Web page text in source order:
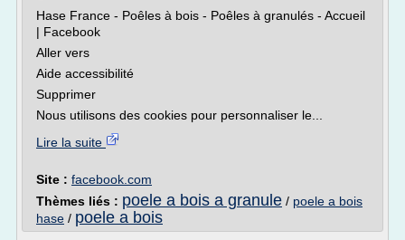
Hase France - Poêles à bois - Poêles à granulés - Accueil
| Facebook
Aller vers
Aide accessibilité
Supprimer
Nous utilisons des cookies pour personnaliser le...
Lire la suite
Site : facebook.com
Thèmes liés : poele a bois a granule / poele a bois
hase / poele a bois